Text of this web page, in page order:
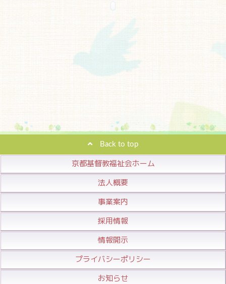
Back to top
京都基督教福祉会ホーム
法人概要
事業案内
採用情報
情報開示
プライバシーポリシー
お知らせ